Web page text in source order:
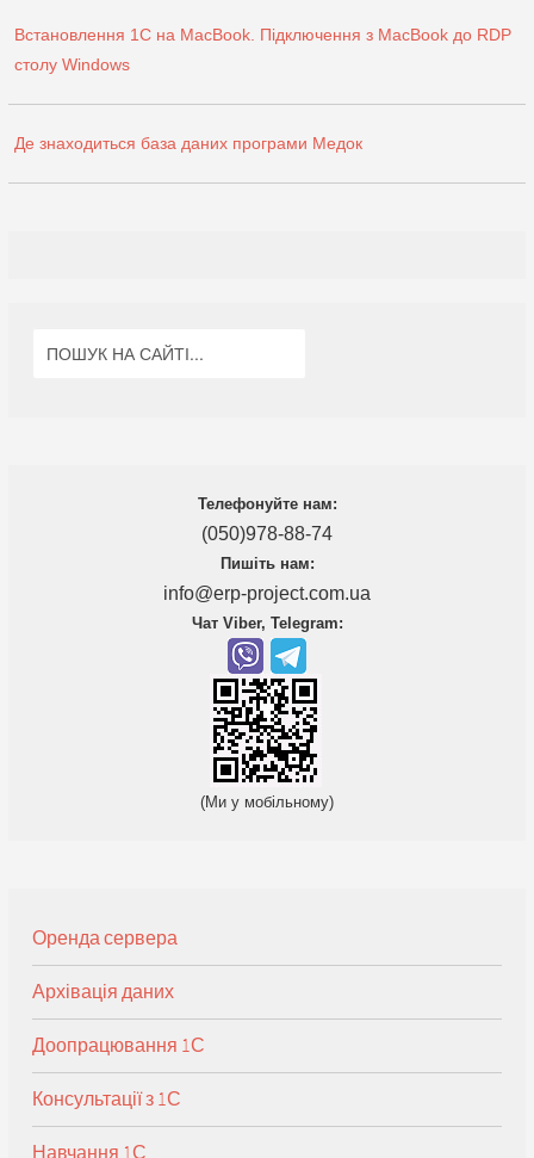
Встановлення 1С на MaсBook. Підключення з MaсBook до RDP
столу Windows
Де знаходиться база даних програми Медок
Телефонуйте нам:
(050)978-88-74
Пишіть нам:
info@erp-project.com.ua
Чат Viber, Telegram:
(Ми у мобільному)
Оренда сервера
Архівація даних
Доопрацювання 1С
Консультації з 1С
Навчання 1С